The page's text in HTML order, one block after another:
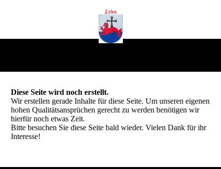
Diese Seite wird noch erstellt.
Wir erstellen gerade Inhalte für diese Seite. Um unseren eigenen
hohen Qualitätsansprüchen gerecht zu werden benötigen wir
hierfür noch etwas Zeit.
Bitte besuchen Sie diese Seite bald wieder. Vielen Dank für ihr
Interesse!